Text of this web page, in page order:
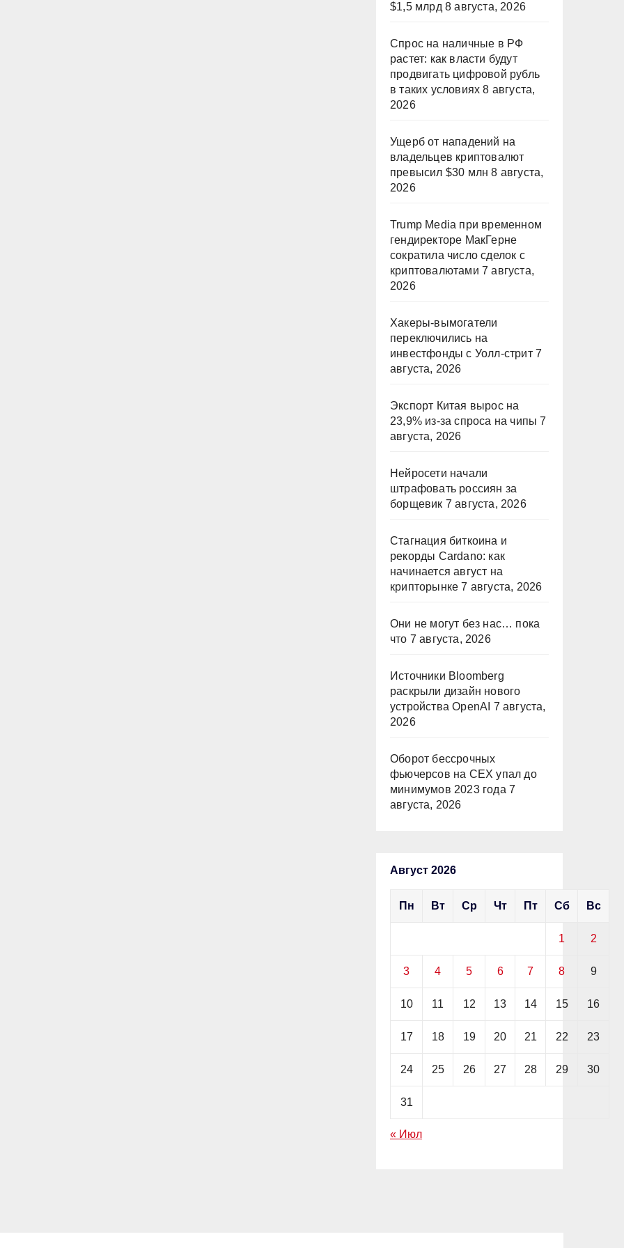
$1,5 млрд 8 августа, 2026
Спрос на наличные в РФ
растет: как власти будут
продвигать цифровой рубль
в таких условиях 8 августа,
2026
Ущерб от нападений на
владельцев криптовалют
превысил $30 млн 8 августа,
2026
Trump Media при временном
гендиректоре МакГерне
сократила число сделок с
криптовалютами 7 августа,
2026
Хакеры-вымогатели
переключились на
инвестфонды с Уолл-стрит 7
августа, 2026
Экспорт Китая вырос на
23,9% из-за спроса на чипы 7
августа, 2026
Нейросети начали
штрафовать россиян за
борщевик 7 августа, 2026
Стагнация биткоина и
рекорды Cardano: как
начинается август на
крипторынке 7 августа, 2026
Они не могут без нас… пока
что 7 августа, 2026
Источники Bloomberg
раскрыли дизайн нового
устройства OpenAI 7 августа,
2026
Оборот бессрочных
фьючерсов на CEX упал до
минимумов 2023 года 7
августа, 2026
Август 2026
Пн Вт Ср Чт Пт Сб Вс
1 2
3 4 5 6 7 8 9
10 11 12 13 14 15 16
17 18 19 20 21 22 23
24 25 26 27 28 29 30
31
« Июл